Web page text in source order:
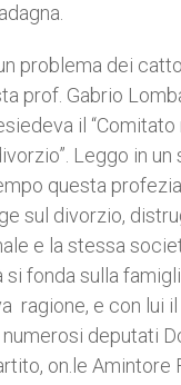
problema dei
prof. Gabrio
il “Comitato
Leggo in un
questa
sul divorzio,
e la stessa
fonda sulla
ragione, e con lui il
deputati
on.le Amintore